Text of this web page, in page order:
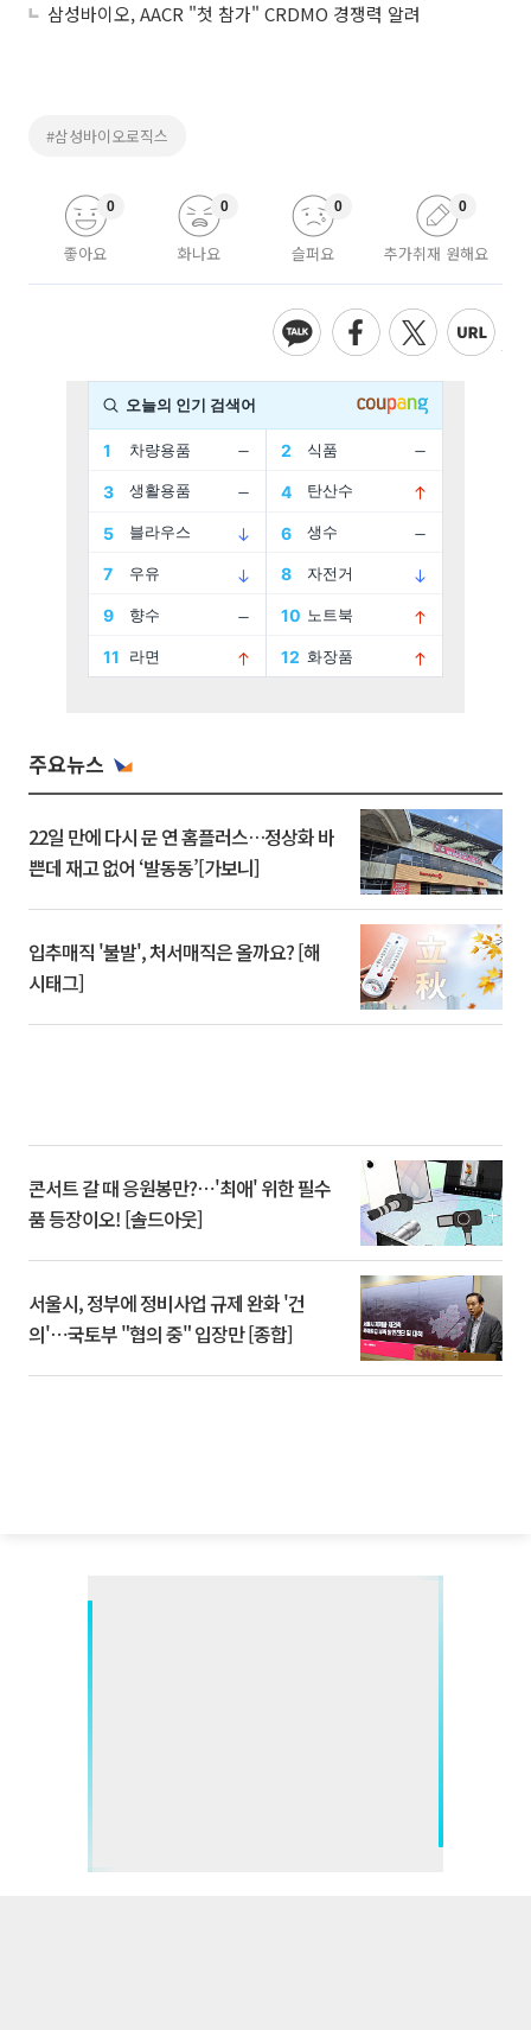
삼성바이오, AACR "첫 참가" CRDMO 경쟁력 알려
#삼성바이오로직스
좋아요
0
화나요
0
슬퍼요
0
추가취재 원해요
0
주요뉴스
22일 만에 다시 문 연 홈플러스…정상화 바
쁜데 재고 없어 ‘발동동’[가보니]
입추매직 '불발', 처서매직은 올까요? [해
시태그]
콘서트 갈 때 응원봉만?⋯'최애' 위한 필수
품 등장이오! [솔드아웃]
서울시, 정부에 정비사업 규제 완화 '건
의'⋯국토부 "협의 중" 입장만 [종합]